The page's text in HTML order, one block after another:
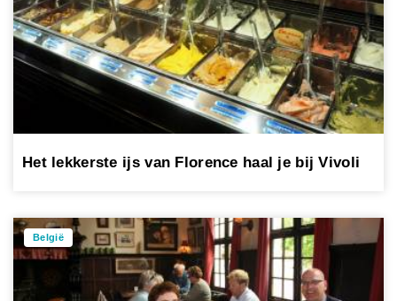
Het lekkerste ijs van Florence haal je bij Vivoli
België